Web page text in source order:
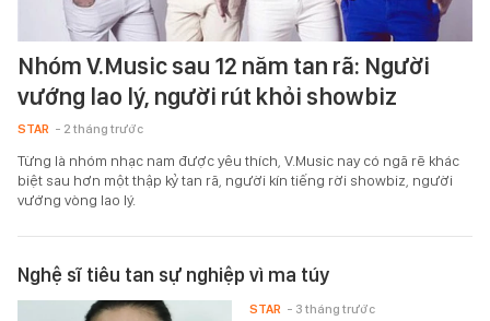
Nhóm V.Music sau 12 năm tan rã: Người
vướng lao lý, người rút khỏi showbiz
STAR - 2 tháng trước
Từng là nhóm nhạc nam được yêu thích, V.Music nay có ngã rẽ khác
biệt sau hơn một thập kỷ tan rã, người kín tiếng rời showbiz, người
vướng vòng lao lý.
Nghệ sĩ tiêu tan sự nghiệp vì ma túy
STAR - 3 tháng trước